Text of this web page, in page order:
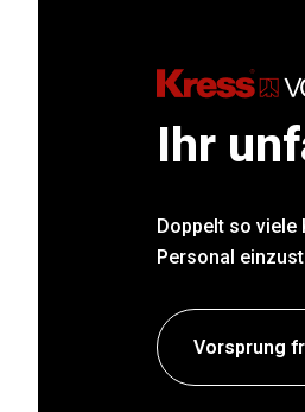
Ihr
Doppelt so viele
Personal
Vorsprung